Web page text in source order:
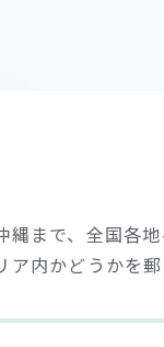
まで、全国各地
内かどうかを